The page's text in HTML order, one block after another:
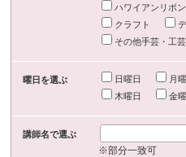
ハワイアンリボ
クラフト
その他手芸・工芸
曜日を選ぶ 日曜日 月
木曜日
金
講師名で選ぶ
※部分一致可